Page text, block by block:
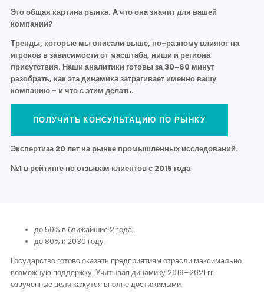
Это общая картина рынка. А что она значит для вашей
компании?
Тренды, которые мы описали выше, по-разному влияют на
игроков в зависимости от масштаба, ниши и региона
присутствия. Наши аналитики готовы за 30-60 минут
разобрать, как эта динамика затрагивает именно вашу
компанию - и что с этим делать.
ПОЛУЧИТЬ КОНСУЛЬТАЦИЮ ПО РЫНКУ
Экспертиза 20 лет на рынке промышленных исследований.
№1 в рейтинге по отзывам клиентов с 2015 года
до 50% в ближайшие 2 года;
до 80% к 2030 году.
Государство готово оказать предприятиям отрасли максимально
возможную поддержку. Учитывая динамику 2019–2021 гг.
озвученные цели кажутся вполне достижимыми.